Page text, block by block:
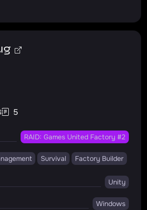
5
RAID: Games United Factory #2
Survival Factory Builder
Unity
Windows